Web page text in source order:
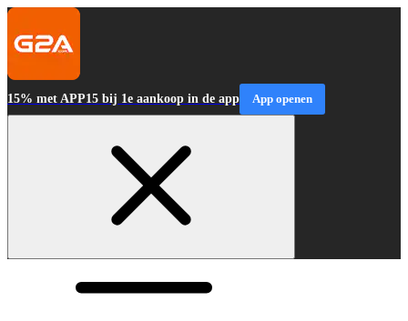
15% met APP15 bij 1e aankoop in de app App openen